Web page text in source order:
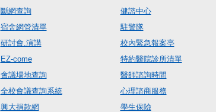
斷網查詢
宿舍網管清單
研討會.演講
EZ-come
會議場地查詢
全校會議查詢系統
興大捐款網
健諮中心
駐警隊
校內緊急報案亭
特約醫院診所清單
醫師諮詢時間
心理諮商服務
學生保險